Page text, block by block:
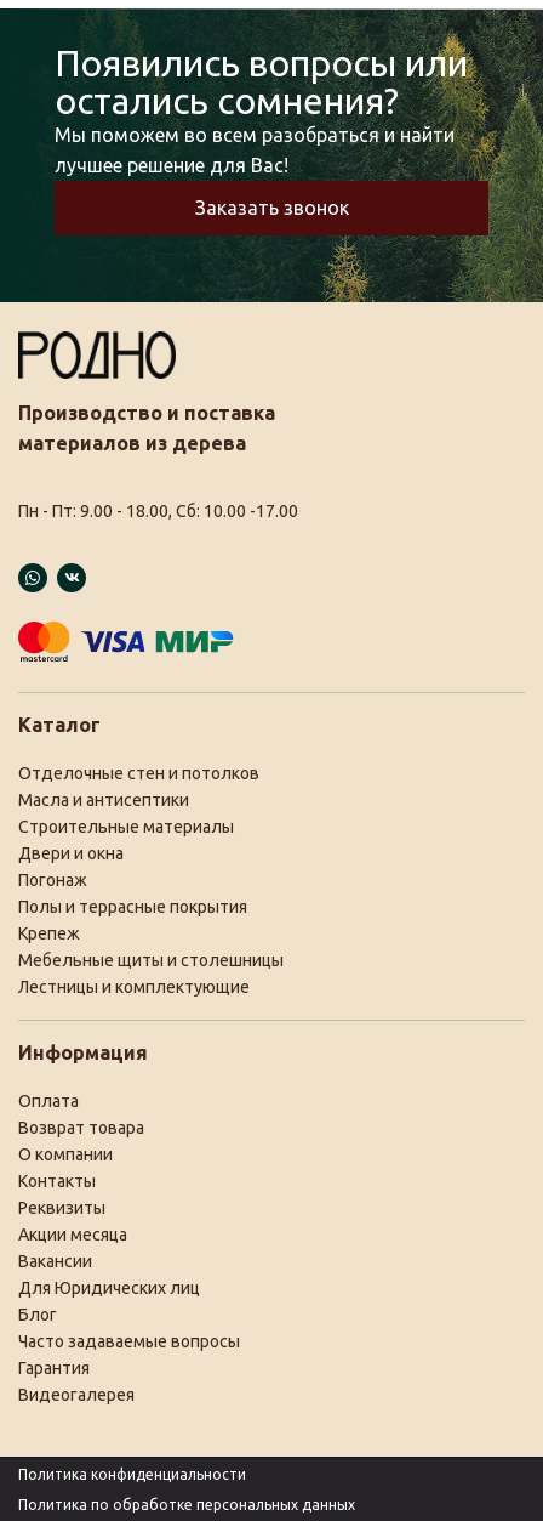
Появились вопросы или
остались сомнения?
Мы поможем во всем разобраться и найти
лучшее решение для Вас!
Заказать звонок
Производство и поставка
материалов из дерева
Пн - Пт: 9.00 - 18.00, Сб: 10.00 -17.00
Каталог
Отделочные стен и потолков
Масла и антисептики
Строительные материалы
Двери и окна
Погонаж
Полы и террасные покрытия
Крепеж
Мебельные щиты и столешницы
Лестницы и комплектующие
Информация
Оплата
Возврат товара
О компании
Контакты
Реквизиты
Акции месяца
Вакансии
Для Юридических лиц
Блог
Часто задаваемые вопросы
Гарантия
Видеогалерея
Политика конфиденциальности
Политика по обработке персональных данных